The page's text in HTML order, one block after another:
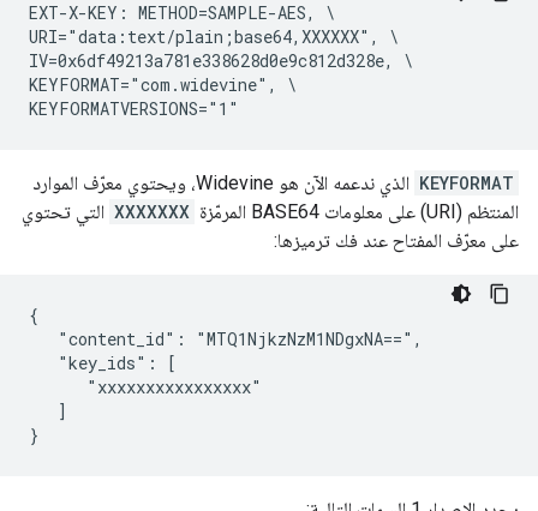
EXT-X-KEY: METHOD=SAMPLE-AES, \
URI="data:text/plain;base64,XXXXXX", \
IV=0x6df49213a781e338628d0e9c812d328e, \
KEYFORMAT="com.widevine", \
KEYFORMAT
الذي ندعمه الآن هو Widevine، ويحتوي معرّف الموارد
المنتظم (URI) على معلومات BASE64 المرمّزة
XXXXXXX التي تحتوي
على معرّف المفتاح عند فك ترميزها:
{
   "content_id": "MTQ1NjkzNzM1NDgxNA==",
   "key_ids": [
      "xxxxxxxxxxxxxxxx"
   ]